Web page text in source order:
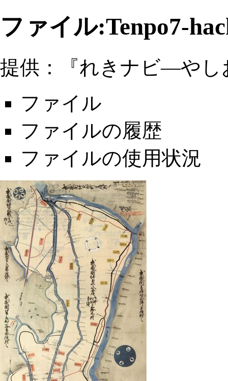
ファイル:Tenpo7-
提供：『れきナビ―やし
ファイル
ファイルの履歴
ファイルの使用状況